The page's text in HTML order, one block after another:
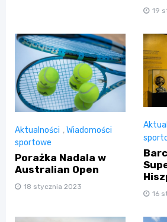
19
Aktualności ,Wiadomości
sportowe
Porażka Nadala w
Australian Open
18 stycznia 2023
16